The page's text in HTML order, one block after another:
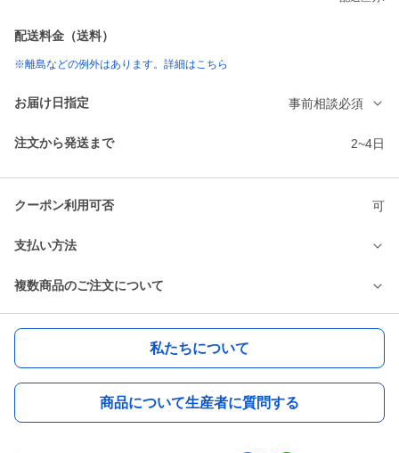
配送料金（送料）
※離島などの例外はあります。詳細はこちら
お届け日指定 事前相談必須
注文から発送まで 2~4日
クーポン利用可否 可
支払い方法
複数商品のご注文について
私たちについて
商品について生産者に質問する